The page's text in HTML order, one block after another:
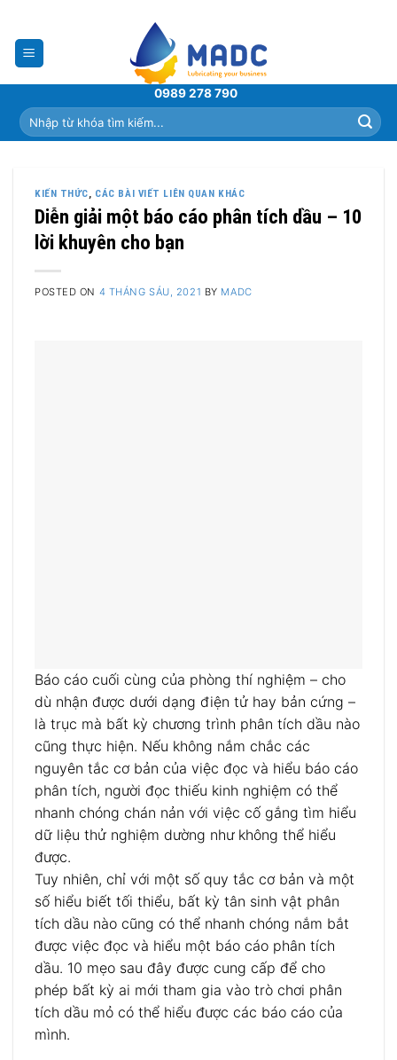
content
0989 278 790
Tìm
kiếm:
KIẾN THỨC, CÁC BÀI VIẾT LIÊN QUAN KHÁC
Diễn giải một báo cáo phân tích dầu – 10
lời khuyên cho bạn
POSTED ON 4 THÁNG SÁU, 2021 BY MADC
Báo cáo cuối cùng của phòng thí nghiệm – cho
dù nhận được dưới dạng điện tử hay bản cứng –
là trục mà bất kỳ chương trình phân tích dầu nào
cũng thực hiện. Nếu không nắm chắc các
nguyên tắc cơ bản của việc đọc và hiểu báo cáo
phân tích, người đọc thiếu kinh nghiệm có thể
nhanh chóng chán nản với việc cố gắng tìm hiểu
dữ liệu thử nghiệm dường như không thể hiểu
được.
Tuy nhiên, chỉ với một số quy tắc cơ bản và một
số hiểu biết tối thiểu, bất kỳ tân sinh vật phân
tích dầu nào cũng có thể nhanh chóng nắm bắt
được việc đọc và hiểu một báo cáo phân tích
dầu. 10 mẹo sau đây được cung cấp để cho
phép bất kỳ ai mới tham gia vào trò chơi phân
tích dầu mỏ có thể hiểu được các báo cáo của
mình.